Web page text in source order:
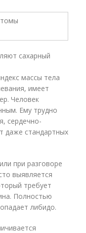
сахарный
массы тела
имеет
Человек
Ему трудно
сердечно-
даже стандартных
при разговоре
выявляется
требует
Полностью
либидо.